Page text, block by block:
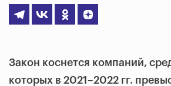
Закон коснется компаний,
которых в 2021–2022 гг.